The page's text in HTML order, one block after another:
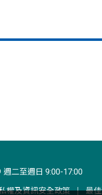
週二至週日 9:00-17:00
權及資訊安全政策 最